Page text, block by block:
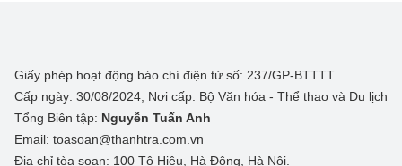
Giấy phép hoạt động báo chí điện tử số: 237/GP-BTTTT
Cấp ngày: 30/08/2024; Nơi cấp: Bộ Văn hóa - Thể thao và Du lịch
Tổng Biên tập: Nguyễn Tuấn Anh
Email: toasoan@thanhtra.com.vn
Địa chỉ tòa soạn: 100 Tô Hiệu, Hà Đông, Hà Nội.